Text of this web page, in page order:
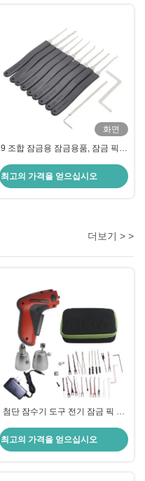
화면
9 조합 잠금용 잠금용품, 잠금 픽업
최고의 가격을 얻으십시오
더보기 > >
첨단 잠수기 도구 전기 잠금 픽 펌
최고의 가격을 얻으십시오